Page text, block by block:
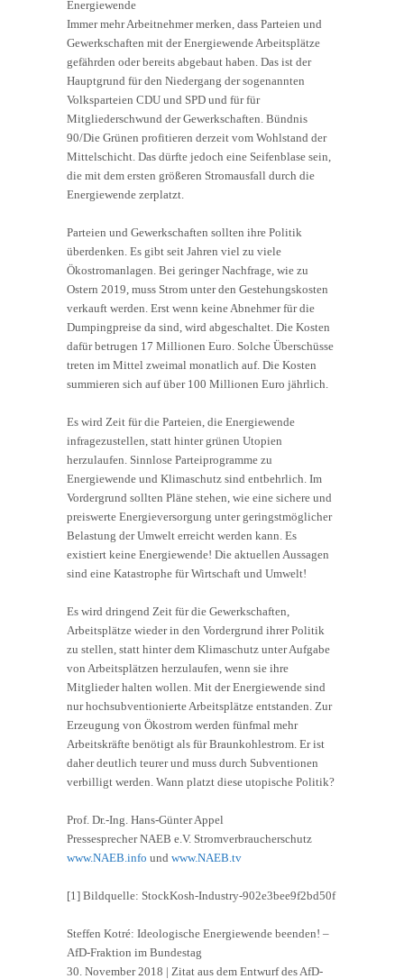
Energiewende
Immer mehr Arbeitnehmer merken, dass Parteien und
Gewerkschaften mit der Energiewende Arbeitsplätze
gefährden oder bereits abgebaut haben. Das ist der
Hauptgrund für den Niedergang der sogenannten
Volksparteien CDU und SPD und für für
Mitgliederschwund der Gewerkschaften. Bündnis
90/Die Grünen profitieren derzeit vom Wohlstand der
Mittelschicht. Das dürfte jedoch eine Seifenblase sein,
die mit dem ersten größeren Stromausfall durch die
Energiewende zerplatzt.
Parteien und Gewerkschaften sollten ihre Politik
überdenken. Es gibt seit Jahren viel zu viele
Ökostromanlagen. Bei geringer Nachfrage, wie zu
Ostern 2019, muss Strom unter den Gestehungskosten
verkauft werden. Erst wenn keine Abnehmer für die
Dumpingpreise da sind, wird abgeschaltet. Die Kosten
dafür betrugen 17 Millionen Euro. Solche Überschüsse
treten im Mittel zweimal monatlich auf. Die Kosten
summieren sich auf über 100 Millionen Euro jährlich.
Es wird Zeit für die Parteien, die Energiewende
infragezustellen, statt hinter grünen Utopien
herzulaufen. Sinnlose Parteiprogramme zu
Energiewende und Klimaschutz sind entbehrlich. Im
Vordergrund sollten Pläne stehen, wie eine sichere und
preiswerte Energieversorgung unter geringstmöglicher
Belastung der Umwelt erreicht werden kann. Es
existiert keine Energiewende! Die aktuellen Aussagen
sind eine Katastrophe für Wirtschaft und Umwelt!
Es wird dringend Zeit für die Gewerkschaften,
Arbeitsplätze wieder in den Vordergrund ihrer Politik
zu stellen, statt hinter dem Klimaschutz unter Aufgabe
von Arbeitsplätzen herzulaufen, wenn sie ihre
Mitglieder halten wollen. Mit der Energiewende sind
nur hochsubventionierte Arbeitsplätze entstanden. Zur
Erzeugung von Ökostrom werden fünfmal mehr
Arbeitskräfte benötigt als für Braunkohlestrom. Er ist
daher deutlich teurer und muss durch Subventionen
verbilligt werden. Wann platzt diese utopische Politik?
Prof. Dr.-Ing. Hans-Günter Appel
Pressesprecher NAEB e.V. Stromverbraucherschutz
www.NAEB.info und www.NAEB.tv
[1] Bildquelle: StockKosh-Industry-902e3bee9f2bd50f
Steffen Kotré: Ideologische Energiewende beenden! –
AfD-Fraktion im Bundestag
30. November 2018 | Zitat aus dem Entwurf des AfD-